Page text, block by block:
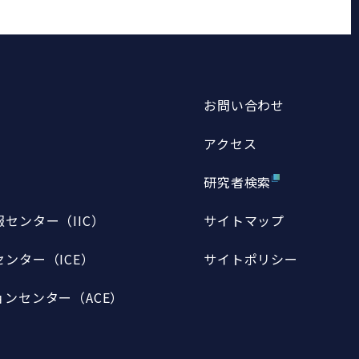
ンター（IIC）
ター（ICE）
センター（ACE）
お問い合わせ
アクセス
研究者検索
サイトマップ
サイトポリシー